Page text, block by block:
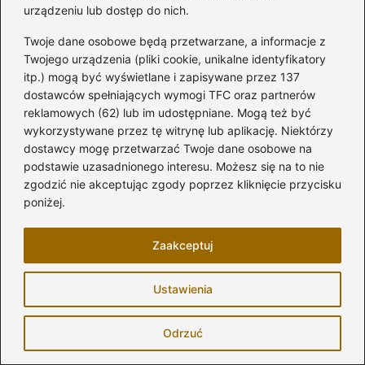
urządzeniu lub dostęp do nich.
Twoje dane osobowe będą przetwarzane, a informacje z
Twojego urządzenia (pliki cookie, unikalne identyfikatory
itp.) mogą być wyświetlane i zapisywane przez 137
dostawców spełniających wymogi TFC oraz partnerów
reklamowych (62) lub im udostępniane. Mogą też być
wykorzystywane przez tę witrynę lub aplikację. Niektórzy
dostawcy mogę przetwarzać Twoje dane osobowe na
podstawie uzasadnionego interesu. Możesz się na to nie
zgodzić nie akceptując zgody poprzez kliknięcie przycisku
poniżej.
Ustawienia
Odrzuć
Zaakceptuj
lepszemu radzeniu sobie ze stresem.
Źródła:
https://klaudynamaciag.pl/2017/07/dlaczego-wciaz-
prowadze-pamietnik/
https://zaplanujrownowage.pl/journaling-na-3-sposoby/
https://www.rafalmarkiewicz.pl/dziennik-wdziecznosci-
wielka-lekcja-codziennosci/
FAQ – Najczęściej zadawane
pytania
Jakie korzyści płyną z prowadzenia
osobistego dziennika?
Prowadzenie osobistego dziennika pomaga w